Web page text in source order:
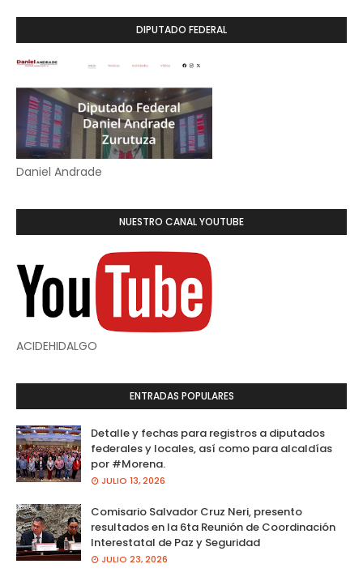
DIPUTADO FEDERAL
Daniel Andrade
NUESTRO CANAL YOUTUBE
ACIDEHIDALGO
ENTRADAS POPULARES
Detalle y fechas para registros a diputados
federales y locales, así como para alcaldías
por #Morena.
JULIO 13, 2026
Comisario Salvador Cruz Neri, presento
resultados en la 6ta Reunión de Coordinación
Interestatal de Paz y Seguridad
JULIO 23, 2026